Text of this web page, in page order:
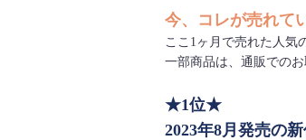
今、コレが売れて
ここ1ヶ月で売れた人気
一部商品は、通販での
★1位★
2023年8月発売の